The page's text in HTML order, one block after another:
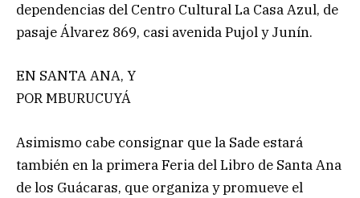
dependencias del Centro Cultural La Casa Azul, de
pasaje Álvarez 869, casi avenida Pujol y Junín.
EN SANTA ANA, Y
POR MBURUCUYÁ
Asimismo cabe consignar que la Sade estará
también en la primera Feria del Libro de Santa Ana
de los Guácaras, que organiza y promueve el